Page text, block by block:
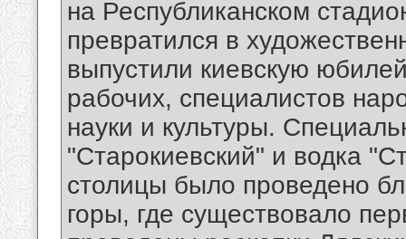
на Республиканском
превратился в
выпустили киевскую
рабочих, специалистов
науки и культуры.
"Старокиевский" и водка
столицы было проведено
горы, где существовало